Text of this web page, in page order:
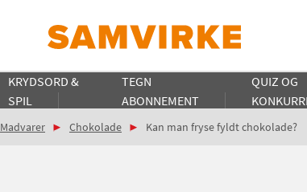
KRYDSORD &
SPIL
TEGN
ABONNEMENT
QUIZ OG
Madvarer Chokolade Kan man fryse fyldt chokolade?